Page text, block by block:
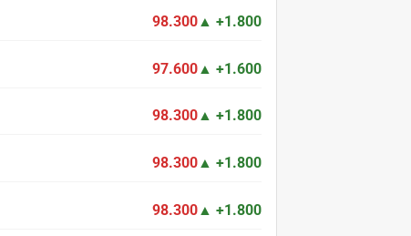
98.300▲ +1.800
97.600▲ +1.600
98.300▲ +1.800
98.300▲ +1.800
98.300 ▲ +1.800